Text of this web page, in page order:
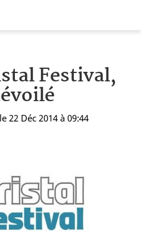
Festival,
22 Déc 2014 à 09:44